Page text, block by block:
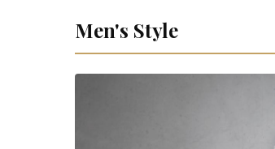
Men's Style